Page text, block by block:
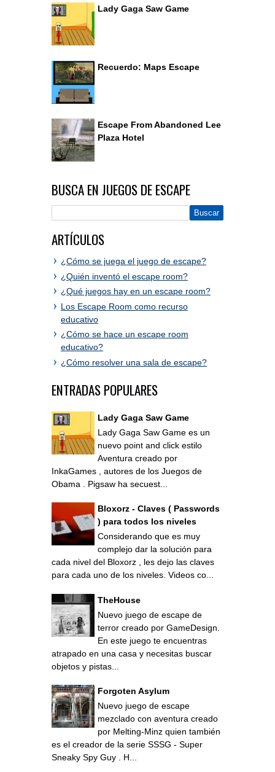
Lady Gaga Saw Game
Recuerdo: Maps Escape
Escape From Abandoned Lee
Plaza Hotel
BUSCA EN JUEGOS DE ESCAPE
ARTÍCULOS
¿Cómo se juega el juego de escape?
¿Quién inventó el escape room?
¿Qué juegos hay en un escape room?
Los Escape Room como recurso
educativo
¿Cómo se hace un escape room
educativo?
¿Cómo resolver una sala de escape?
ENTRADAS POPULARES
Lady Gaga Saw Game
Lady Gaga Saw Game es un
nuevo point and click estilo
Aventura creado por
InkaGames , autores de los Juegos de
Obama . Pigsaw ha secuest...
Bloxorz - Claves ( Passwords
) para todos los niveles
Considerando que es muy
complejo dar la solución para
cada nivel del Bloxorz , les dejo las claves
para cada uno de los niveles. Videos co...
TheHouse
Nuevo juego de escape de
terror creado por GameDesign.
En este juego te encuentras
atrapado en una casa y necesitas buscar
objetos y pistas...
Forgoten Asylum
Nuevo juego de escape
mezclado con aventura creado
por Melting-Minz quien también
es el creador de la serie SSSG - Super
Sneaky Spy Guy . H...